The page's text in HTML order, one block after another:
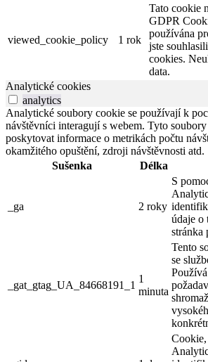
viewed_cookie_policy 1 rok
Tato cookie
GDPR
používána
jste
cookies.
data.
Analytické cookies
analytics
Analytické soubory cookie se používají k
návštěvníci interagují s webem. Tyto
poskytovat informace o metrikách počtu
okamžitého opuštění, zdroji návštěvnosti atd.
Sušenka
Délka
_ga 2 roky
S
údaje o
stránka
_gat_gtag_UA_84668191_1
1
minuta
Tento
se